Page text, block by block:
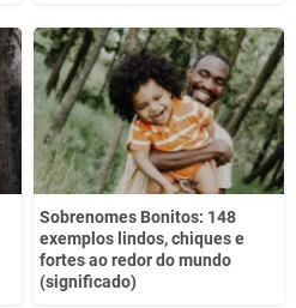
Sobrenomes Bonitos: 148
exemplos lindos, chiques e
fortes ao redor do mundo
(significado)